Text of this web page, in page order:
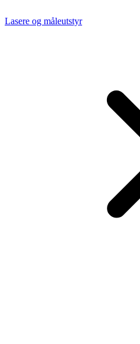
Lasere og måleutstyr